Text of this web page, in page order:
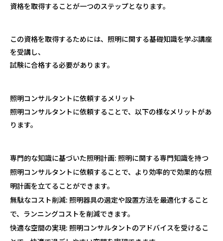
資格を取得することが一つのステップとなります。
この資格を取得するためには、照明に関する基礎知識を学ぶ講座
を受講し、
試験に合格する必要があります。
照明コンサルタントに依頼するメリット
照明コンサルタントに依頼することで、以下の様なメリットがあ
ります。
専門的な知識に基づいた照明計画: 照明に関する専門知識を持つ
照明コンサルタントに依頼することで、より効率的で効果的な照
明計画を立てることができます。
無駄なコスト削減: 照明器具の選定や設置方法を最適化すること
で、ランニングコストを削減できます。
快適な空間の実現: 照明コンサルタントのアドバイスを受けるこ